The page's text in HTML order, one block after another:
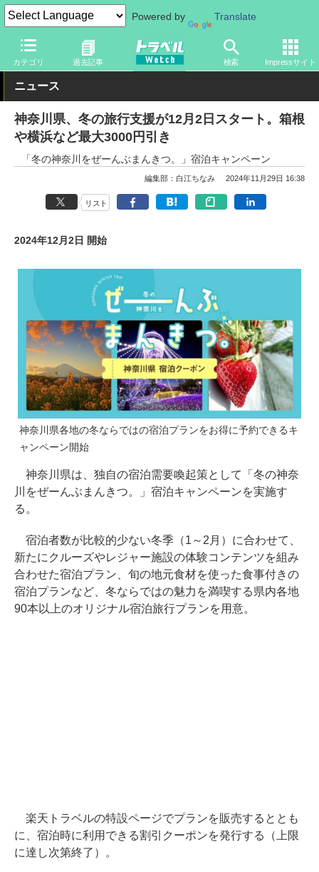
Powered by Translate
カテゴリ 過去記事 検索 Impressサイト
トラベル Watch 地域 国内旅行 神奈川
ニュース
神奈川県、冬の旅行支援が12月2日スタート。箱根
や横浜など最大3000円引き
「冬の神奈川をぜーんぶまんきつ。」宿泊キャンペーン
編集部：白江ちなみ 2024年11月29日 16:38
リスト
2024年12月2日 開始
神奈川県各地の冬ならではの宿泊プランをお得に予約できるキ
ャンペーン開始
神奈川県は、独自の宿泊需要喚起策として「冬の神奈
川をぜーんぶまんきつ。」宿泊キャンペーンを実施す
る。
宿泊者数が比較的少ない冬季（1～2月）に合わせて、
新たにクルーズやレジャー施設の体験コンテンツを組み
合わせた宿泊プラン、旬の地元食材を使った食事付きの
宿泊プランなど、冬ならではの魅力を満喫する県内各地
90本以上のオリジナル宿泊旅行プランを用意。
楽天トラベルの特設ページでプランを販売するととも
に、宿泊時に利用できる割引クーポンを発行する（上限
に達し次第終了）。